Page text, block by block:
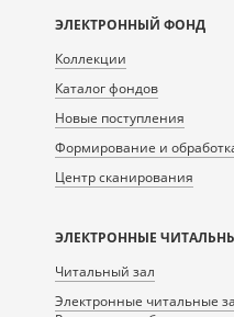
ЭЛЕКТРОННЫЙ ФОНД
Коллекции
Каталог фондов
Новые поступления
Формирование и
Центр сканирования
ЭЛЕКТРОННЫЕ
Читальный зал
Электронные читальные